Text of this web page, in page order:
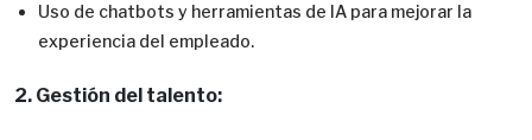
Uso de chatbots y herramientas de IA para mejorar la
experiencia del empleado.
2. Gestión del talento: